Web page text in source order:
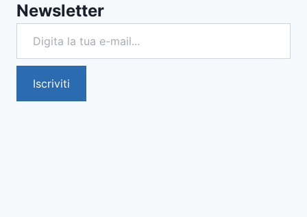
Newsletter
Digita la tua e-mail...
Iscriviti